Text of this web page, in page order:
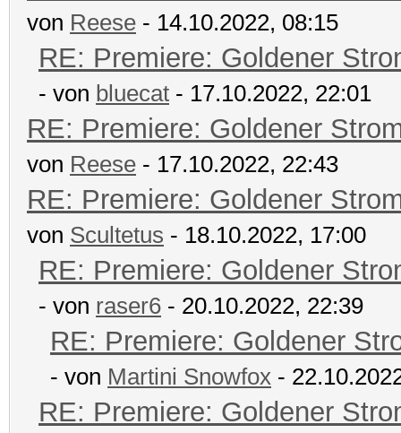
von Reese - 14.10.2022, 08:15
RE: Premiere: Goldener
- von bluecat - 17.10.2022, 22:01
RE: Premiere: Goldener
von Reese - 17.10.2022, 22:43
RE: Premiere: Goldener
von Scultetus - 18.10.2022, 17:00
RE: Premiere: Goldener
- von raser6 - 20.10.2022, 22:39
RE: Premiere: Goldener
- von Martini Snowfox -
RE: Premiere: Goldener